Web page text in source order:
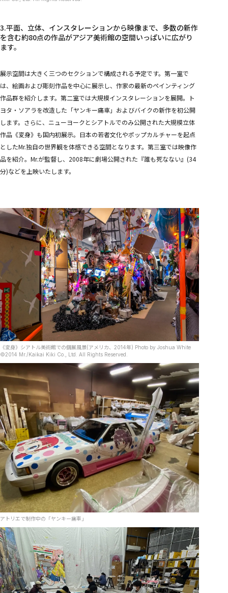
3.平面、立体、インスタレーションから映像まで、多数の新作
を含む約80点の作品がアジア美術館の空間いっぱいに広がり
ます。
展示空間は大きく三つのセクションで構成される予定です。第一室で
は、絵画および彫刻作品を中心に展示し、作家の最新のペインティング
作品群を紹介します。第二室では大規模インスタレーションを展開。ト
ヨタ・ソアラを改造した「ヤンキー痛車」およびバイクの新作を初公開
します。さらに、ニューヨークとシアトルでのみ公開された大規模立体
作品《変身》も国内初展示。日本の若者文化やポップカルチャーを起点
としたMr.独自の世界観を体感できる空間となります。第三室では映像作
品を紹介。Mr.が監督し、2008年に劇場公開された『誰も死なない』(34
分)などを上映いたします。
《変身》シアトル美術館での個展風景(アメリカ、2014年) Photo by Joshua White
©2014 Mr./Kaikai Kiki Co., Ltd. All Rights Reserved.
アトリエで制作中の「ヤンキー痛車」